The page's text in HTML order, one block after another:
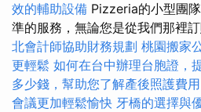
效的輔助設備 Pizzeria的小型團
準的服務，無論您是從我們那裡
北會計師協助財務規劃 桃園搬家
更輕鬆 如何在台中辦理台胞證，
多少錢，幫助您了解產後照護費用
會議更加輕鬆愉快 牙橋的選擇與